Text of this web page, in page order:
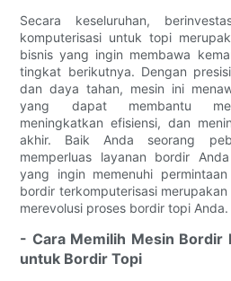
Secara keseluruhan,
komputerisasi untuk topi
bisnis yang ingin membawa
tingkat berikutnya. Dengan
dan daya tahan, mesin ini
yang dapat membantu
meningkatkan efisiensi, dan
akhir. Baik Anda seorang
memperluas layanan bordir
yang ingin memenuhi
bordir terkomputerisasi
merevolusi proses bordir topi Anda.
- Cara Memilih Mesin Bordir
untuk Bordir Topi